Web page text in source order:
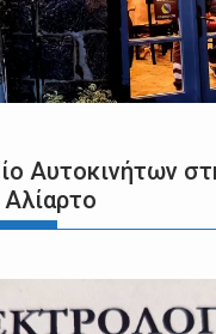
Αυτοκινήτων